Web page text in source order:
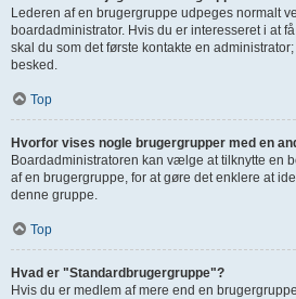
Lederen af en brugergruppe udpeges normalt
boardadministrator. Hvis du er interesseret i at
skal du som det første kontakte en
besked.
Top
Hvorfor vises nogle brugergrupper med en
Boardadministratoren kan vælge at tilknytte en
af en brugergruppe, for at gøre det enklere at
denne gruppe.
Top
Hvad er "Standardbrugergruppe"?
Hvis du er medlem af mere end en